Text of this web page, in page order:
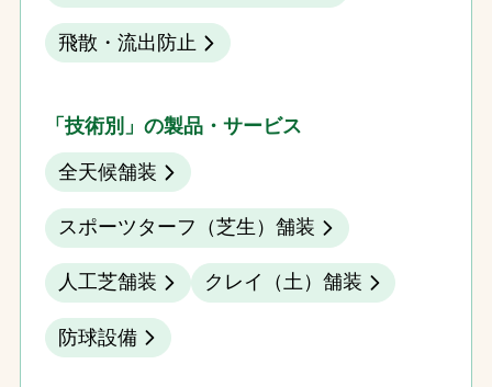
飛散・流出防止
「技術別」の製品・サービス
全天候舗装
スポーツターフ（芝生）舗装
人工芝舗装 クレイ（土）舗装
防球設備